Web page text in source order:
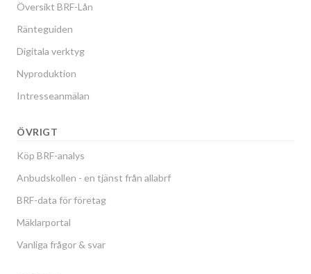
Översikt BRF-Lån
Ränteguiden
Digitala verktyg
Nyproduktion
Intresseanmälan
ÖVRIGT
Köp BRF-analys
Anbudskollen - en tjänst från allabrf
BRF-data för företag
Mäklarportal
Vanliga frågor & svar